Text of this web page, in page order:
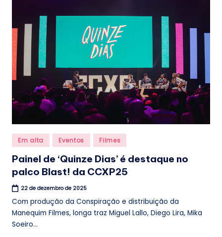
Posted
in
Em alta Eventos Filmes
Painel de ‘Quinze Dias’ é destaque no
palco Blast! da CCXP25
22 de dezembro de 2025
Com produção da Conspiração e distribuição da
Manequim Filmes, longa traz Miguel Lallo, Diego Lira, Mika
Soeiro...